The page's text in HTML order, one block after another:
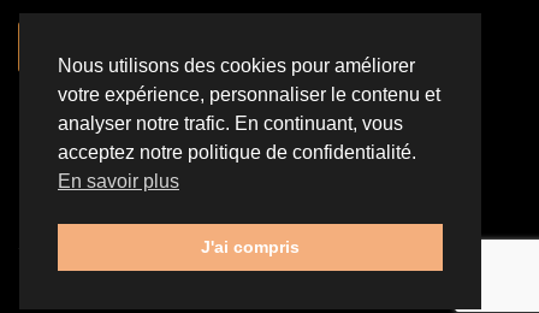
#ffffff
Copyright 2026 ©La Caverne de Peach| Conception web par
Nous utilisons des cookies pour améliorer
votre expérience, personnaliser le contenu et
analyser notre trafic. En continuant, vous
acceptez notre politique de confidentialité.
En savoir plus
J'ai compris